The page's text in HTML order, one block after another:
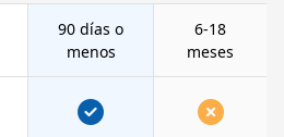
90 días o
menos
6-18
meses